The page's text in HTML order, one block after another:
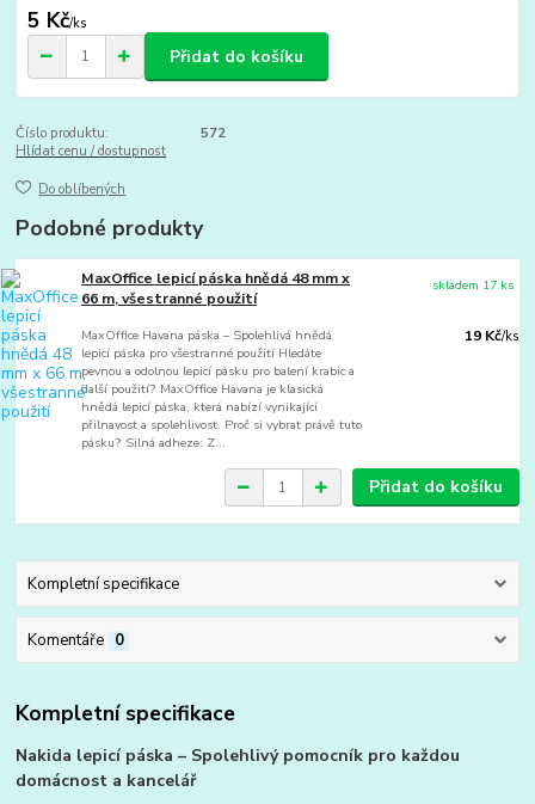
5 Kč/ks
Přidat do košíku
Číslo produktu:
572
Hlídat cenu / dostupnost
Do oblíbených
Podobné produkty
MaxOffice lepicí páska hnědá 48 mm x
66 m, všestranné použití
MaxOffice Havana páska – Spolehlivá hnědá
lepicí páska pro všestranné použití Hledáte
pevnou a odolnou lepicí pásku pro balení krabic a
další použití? MaxOffice Havana je klasická
hnědá lepicí páska, která nabízí vynikající
přilnavost a spolehlivost. Proč si vybrat právě tuto
pásku? Silná adheze: Z...
19 Kč/ks
skladem 17 ks
Přidat do košíku
Kompletní specifikace
Komentáře 0
Kompletní specifikace
Nakida lepicí páska – Spolehlivý pomocník pro každou
domácnost a kancelář